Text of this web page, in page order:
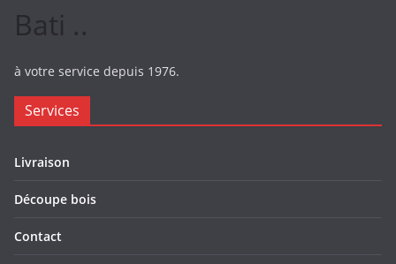
Bati ..
à votre service depuis 1976.
Services
Livraison
Découpe bois
Contact